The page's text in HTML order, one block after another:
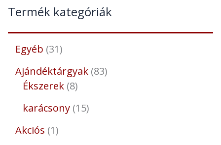
Termék kategóriák
Egyéb 31
Ajándéktárgyak 83
Ékszerek 8
karácsony 15
Akciós 1